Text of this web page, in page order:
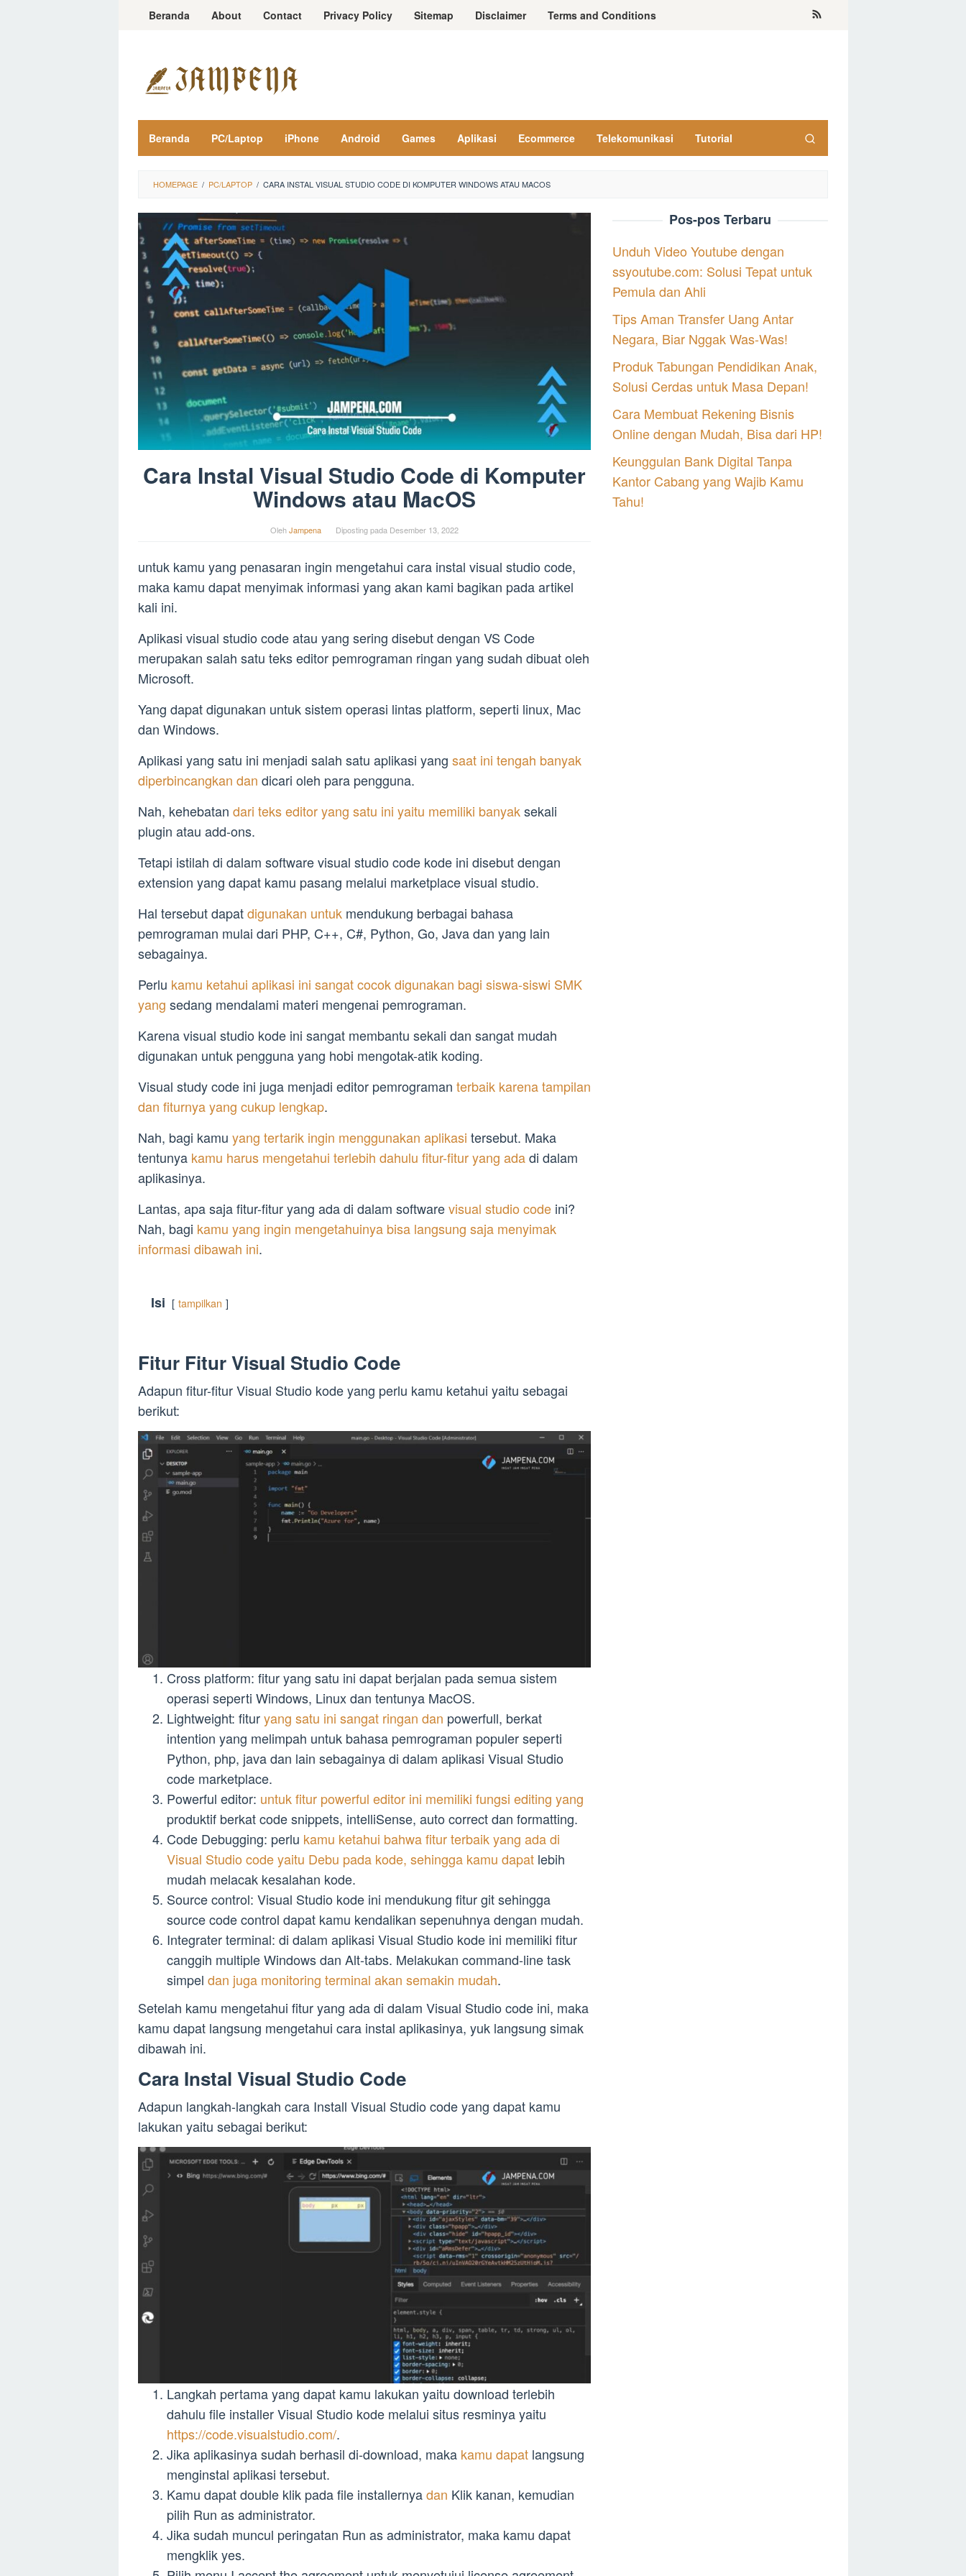
LoncatBeranda About Contact Privacy Policy Sitemap Disclaimer Terms and Conditions
Beranda PC/Laptop iPhone Android Games Aplikasi Ecommerce Telekomunikasi Tutorial
HOMEPAGE / PC/LAPTOP / CARA INSTAL VISUAL STUDIO CODE DI KOMPUTER WINDOWS ATAU MACOS
Cara Instal Visual Studio Code di Komputer
Windows atau MacOS
OlehJampena Diposting pada Desember 13, 2022
untuk kamu yang penasaran ingin mengetahui cara instal visual studio code,
maka kamu dapat menyimak informasi yang akan kami bagikan pada artikel
kali ini.
Aplikasi visual studio code atau yang sering disebut dengan VS Code
merupakan salah satu teks editor pemrograman ringan yang sudah dibuat oleh
Microsoft.
Yang dapat digunakan untuk sistem operasi lintas platform, seperti linux, Mac
dan Windows.
Aplikasi yang satu ini menjadi salah satu aplikasi yang saat ini tengah banyak
diperbincangkan dan dicari oleh para pengguna.
Nah, kehebatan dari teks editor yang satu ini yaitu memiliki banyaksekali
plugin atau add-ons.
Tetapi istilah di dalam software visual studio code kode ini disebut dengan
extension yang dapat kamu pasang melalui marketplace visual studio.
Hal tersebut dapatdigunakan untuk mendukung berbagai bahasa
pemrograman mulai dari PHP, C++, C#, Python, Go, Java dan yang lain
sebagainya.
Perlu kamu ketahui aplikasi ini sangat cocok digunakan bagi siswa-siswi SMK
yang sedang mendalami materi mengenai pemrograman.
Karena visual studio kode ini sangat membantu sekali dan sangat mudah
digunakan untuk pengguna yang hobi mengotak-atik koding.
Visual study code ini juga menjadi editor pemrograman terbaik karena tampilan
dan fiturnya yang cukup lengkap.
Nah, bagi kamu yang tertarik ingin menggunakan aplikasi tersebut. Maka
tentunya kamu harus mengetahui terlebih dahulu fitur-fitur yang adadi dalam
aplikasinya.
Lantas, apa saja fitur-fitur yang ada di dalam softwarevisual studio code ini?
Nah, bagi kamu yang ingin mengetahuinya bisa langsung saja menyimak
informasi dibawah ini.
Isi tampilkan
Fitur Fitur Visual Studio Code
Adapun fitur-fitur Visual Studio kode yang perlu kamu ketahui yaitu sebagai
berikut:
Cross platform: fitur yang satu ini dapat berjalan pada semua sistem
operasi seperti Windows, Linux dan tentunya MacOS.
Lightweight: fituryang satu ini sangat ringan dan powerfull, berkat
intention yang melimpah untuk bahasa pemrograman populer seperti
Python, php, java dan lain sebagainya di dalam aplikasi Visual Studio
code marketplace.
Powerful editor: untuk fitur powerful editor ini memiliki fungsi editing yang
produktif berkat code snippets, intelliSense, auto correct dan formatting.
Code Debugging: perlu kamu ketahui bahwa fitur terbaik yang ada di
Visual Studio code yaitu Debu pada kode, sehingga kamu dapat lebih
mudah melacak kesalahan kode.
Source control: Visual Studio kode ini mendukung fitur git sehingga
source code control dapat kamu kendalikan sepenuhnya dengan mudah.
Integrater terminal: di dalam aplikasi Visual Studio kode ini memiliki fitur
canggih multiple Windows dan Alt-tabs. Melakukan command-line task
simpel dan juga monitoring terminal akan semakin mudah.
Setelah kamu mengetahui fitur yang ada di dalam Visual Studio code ini, maka
kamu dapat langsung mengetahui cara instal aplikasinya, yuk langsung simak
dibawah ini.
Cara Instal Visual Studio Code
Adapun langkah-langkah cara Install Visual Studio code yang dapat kamu
lakukan yaitu sebagai berikut:
Langkah pertama yang dapat kamu lakukan yaitu download terlebih
dahulu file installer Visual Studio kode melalui situs resminya yaitu
https://code.visualstudio.com/.
Jika aplikasinya sudah berhasil di-download, maka kamu dapat langsung
menginstal aplikasi tersebut.
Kamu dapat double klik pada file installernyadan Klik kanan, kemudian
pilih Run as administrator.
Jika sudah muncul peringatan Run as administrator, maka kamu dapat
mengklik yes.
Pos-pos Terbaru
Unduh Video Youtube dengan
ssyoutube.com: Solusi Tepat untuk
Pemula dan Ahli
Tips Aman Transfer Uang Antar
Negara, Biar Nggak Was-Was!
Produk Tabungan Pendidikan Anak,
Solusi Cerdas untuk Masa Depan!
Cara Membuat Rekening Bisnis
Online dengan Mudah, Bisa dari HP!
Keunggulan Bank Digital Tanpa
Kantor Cabang yang Wajib Kamu
Tahu!